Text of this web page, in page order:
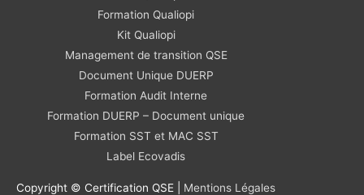
Formation Qualiopi
Kit Qualiopi
Management de transition QSE
Document Unique DUERP
Formation Audit Interne
Formation DUERP – Document unique
Formation SST et MAC SST
Label Ecovadis
Copyright © Certification QSE | Mentions Légales